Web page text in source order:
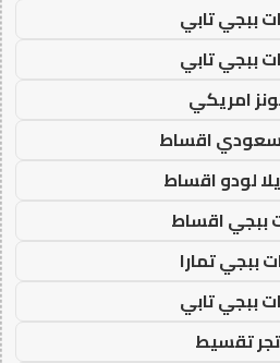
ببجي تابي
ببجي تابي
امريكي
سعودي اقساط
لودو اقساط
ببجي اقساط
ببجي تمارا
ببجي تابي
تقسيط